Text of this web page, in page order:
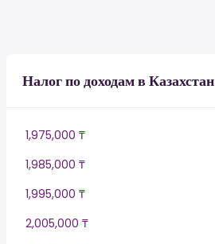
Налог по доходам в Казахстан
1,975,000 ₸
1,985,000 ₸
1,995,000 ₸
2,005,000 ₸